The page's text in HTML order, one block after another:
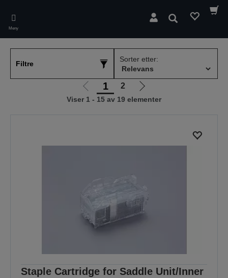
main
content
Meny
Søk
Filtre
Sorter etter:
Gå
til
1 2
Gå
til
Viser 1 - 15 av 19 elementer
Staple Cartridge for Saddle Unit/Inner